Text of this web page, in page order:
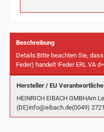
Beschreibung
Details:Bitte beachten Sie,
Feder) handelt !Feder ERL VA
Hersteller / EU
HEINRICH EIBACH GMBHAm
(DE)info@eibach.de(0049)